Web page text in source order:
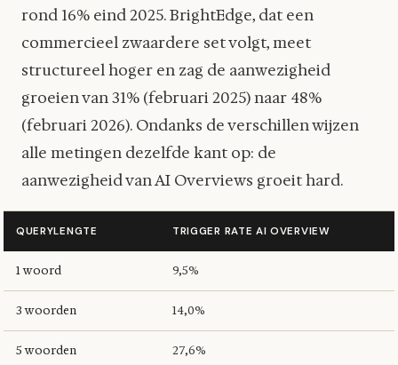
rond 16% eind 2025. BrightEdge, dat een
commercieel zwaardere set volgt, meet
structureel hoger en zag de aanwezigheid
groeien van 31% (februari 2025) naar 48%
(februari 2026). Ondanks de verschillen wijzen
alle metingen dezelfde kant op: de
aanwezigheid van AI Overviews groeit hard.
QUERYLENGTE TRIGGER RATE AI OVERVIEW
1 woord 9,5%
3 woorden 14,0%
5 woorden 27,6%